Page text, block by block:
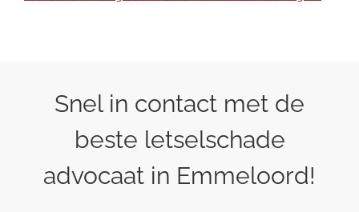
Snel in contact met de
beste letselschade
advocaat in Emmeloord!